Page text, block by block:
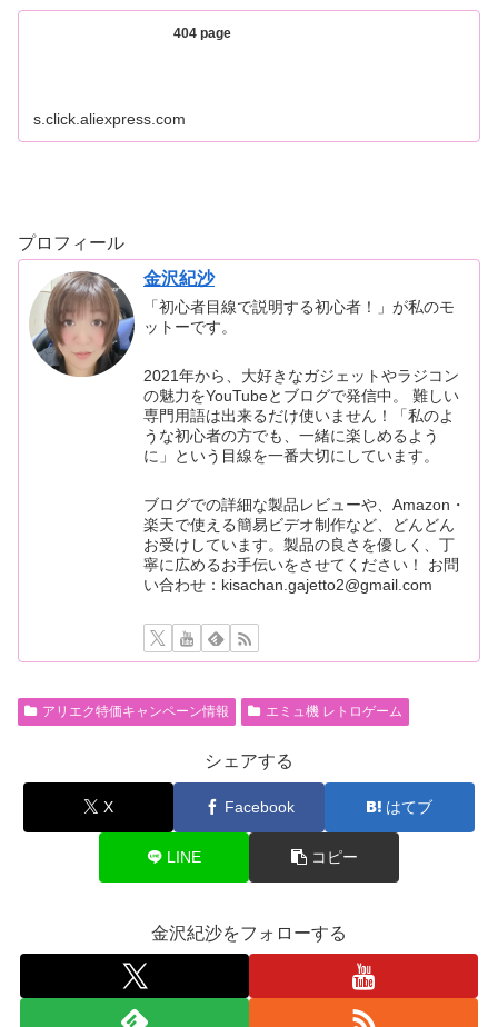
404 page
s.click.aliexpress.com
プロフィール
金沢紀沙
「初心者目線で説明する初心者！」が私のモ
ットーです。
2021年から、大好きなガジェットやラジコン
の魅力をYouTubeとブログで発信中。 難しい
専門用語は出来るだけ使いません！「私のよ
うな初心者の方でも、一緒に楽しめるよう
に」という目線を一番大切にしています。
ブログでの詳細な製品レビューや、Amazon・
楽天で使える簡易ビデオ制作など、どんどん
お受けしています。製品の良さを優しく、丁
寧に広めるお手伝いをさせてください！ お問
い合わせ：kisachan.gajetto2@gmail.com
アリエク特価キャンペーン情報 エミュ機 レトロゲーム
シェアする
X Facebook はてブ
LINE コピー
金沢紀沙をフォローする